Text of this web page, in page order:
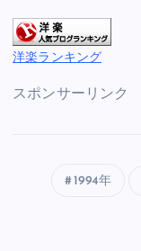
洋楽ランキング
スポンサーリンク
1994年